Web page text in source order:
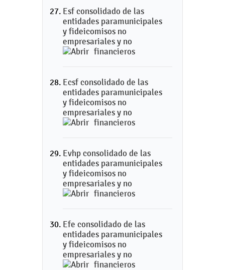
Esf consolidado de las
entidades paramunicipales
y fideicomisos no
empresariales y no
financieros
Ecsf consolidado de las
entidades paramunicipales
y fideicomisos no
empresariales y no
financieros
Evhp consolidado de las
entidades paramunicipales
y fideicomisos no
empresariales y no
financieros
Efe consolidado de las
entidades paramunicipales
y fideicomisos no
empresariales y no
financieros